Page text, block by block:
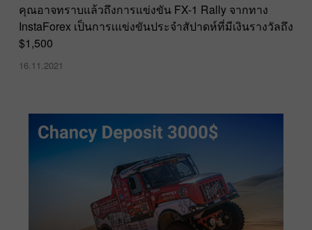
คุณอาจทราบแล้วถึงการแข่งขัน FX-1 Rally จากทาง
InstaForex เป็นการเแข่งขันประจำสัปาดห์ที่มีเงินรางวัลถึง
$1,500
16.11.2021